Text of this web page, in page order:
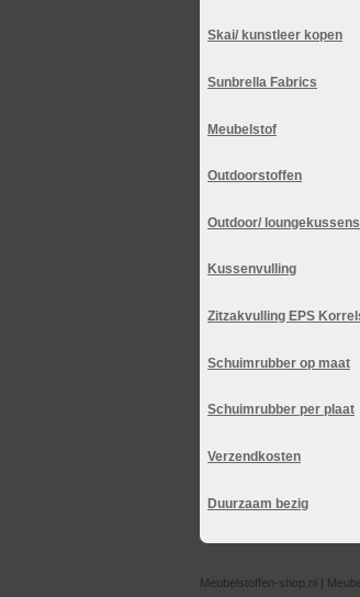
Skai/ kunstleer kopen
Sunbrella Fabrics
Meubelstof
Outdoorstoffen
Outdoor/ loungekussens
Kussenvulling
Zitzakvulling EPS
Schuimrubber op maat
Schuimrubber per plaat
Verzendkosten
Duurzaam bezig
Meubelstoffen-shop.nl |